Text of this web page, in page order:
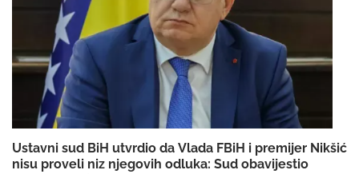
Ustavni sud BiH utvrdio da Vlada FBiH i premijer Nikšić
nisu proveli niz njegovih odluka: Sud obavijestio